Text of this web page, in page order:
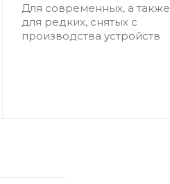
Для современных, а также
для редких, снятых с
производства устройств